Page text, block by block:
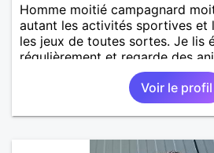
Homme moitié campagnard
autant les activités sportives et
les jeux de toutes sortes. Je lis
régulièrement et regarde des
travaille en grande distrib et
illustrateur freelance (enVoir le profil